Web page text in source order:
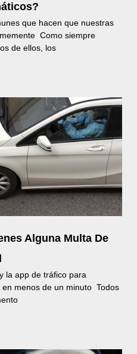
que hacen que nuestras
Como siempre
de ellos, los
Alguna Multa De
la app de tráfico para
menos de un minuto Todos